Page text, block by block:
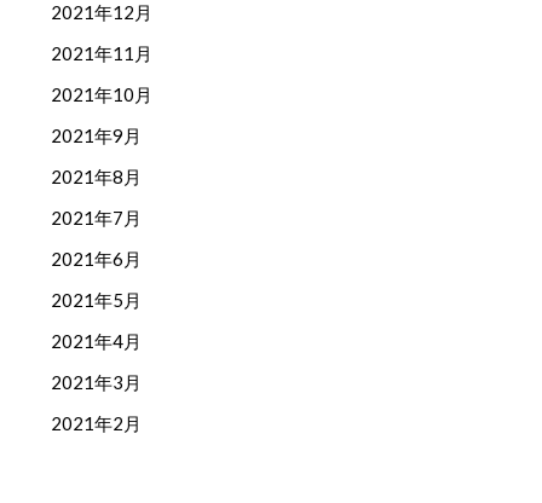
2021年12月
2021年11月
2021年10月
2021年9月
2021年8月
2021年7月
2021年6月
2021年5月
2021年4月
2021年3月
2021年2月